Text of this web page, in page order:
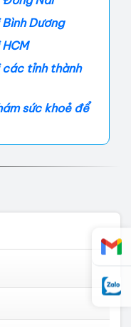
Dương
tỉnh thành
sức khoẻ để